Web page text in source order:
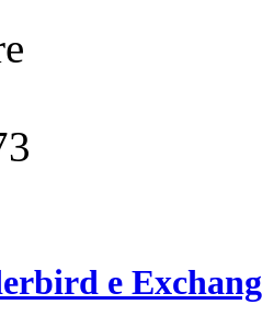
e